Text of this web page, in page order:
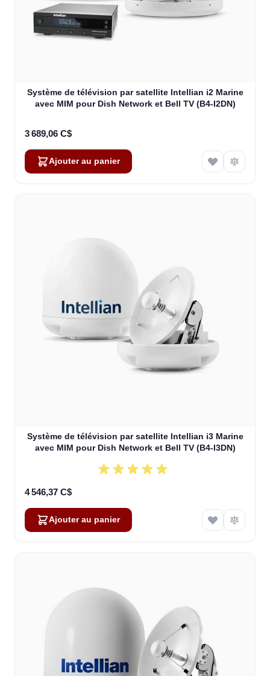
Système de télévision par satellite Intellian i2 Marine
avec MIM pour Dish Network et Bell TV (B4-I2DN)
3 689,06 C$
Ajouter au panier
Système de télévision par satellite Intellian i3 Marine
avec MIM pour Dish Network et Bell TV (B4-I3DN)
4 546,37 C$
Ajouter au panier